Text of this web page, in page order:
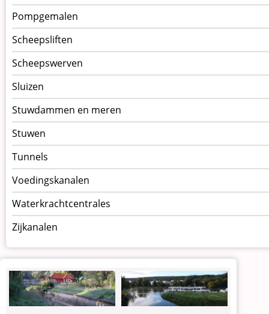
Pompgemalen
Scheepsliften
Scheepswerven
Sluizen
Stuwdammen en meren
Stuwen
Tunnels
Voedingskanalen
Waterkrachtcentrales
Zijkanalen